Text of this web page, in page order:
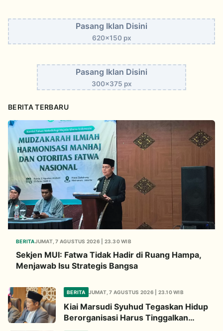
Pasang Iklan Disini
620x150 px
Pasang Iklan Disini
300x375 px
BERITA TERBARU
BERITAJUMAT, 7 AGUSTUS 2026 | 23.30 WIB
Sekjen MUI: Fatwa Tidak Hadir di Ruang Hampa,
Menjawab Isu Strategis Bangsa
BERITA JUMAT, 7 AGUSTUS 2026 | 23.10 WIB
Kiai Marsudi Syuhud Tegaskan Hidup
Berorganisasi Harus Tinggalkan